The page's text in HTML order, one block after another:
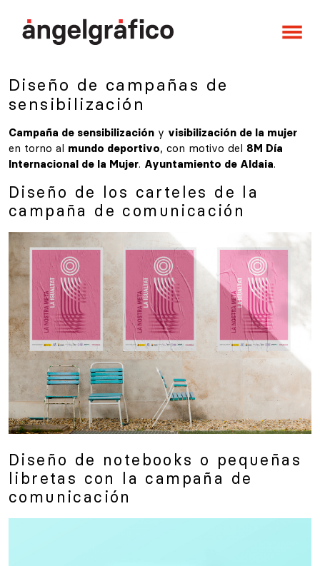
Saltar al contenido
Navegación principal
Diseño de campañas de
sensibilización
Campaña de sensibilización y visibilización de la mujer
en torno al mundo deportivo, con motivo del 8M Día
Internacional de la Mujer. Ayuntamiento de Aldaia.
Diseño de los carteles de la
campaña de comunicación
Diseño de notebooks o pequeñas
libretas con la campaña de
comunicación